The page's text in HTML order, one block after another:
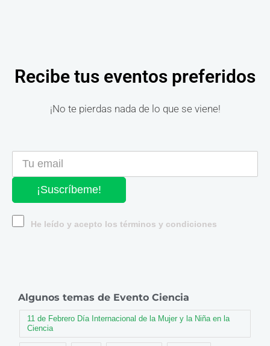
Recibe tus eventos preferidos
¡No te pierdas nada de lo que se viene!
¡Suscríbeme!
He leído y acepto los términos y condiciones
Algunos temas de Evento Ciencia
11 de Febrero Día Internacional de la Mujer y la Niña en la
Ciencia